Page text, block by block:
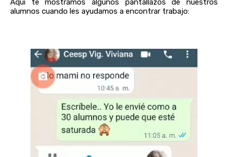
Aquí te mostramos algunos pantallazos de nuestros
alumnos cuando les ayudamos a encontrar trabajo: